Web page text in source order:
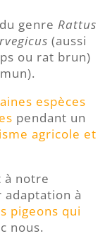
genre Rattus
(aussi
ou rat brun)
espèces
pendant un
agricole et
à notre
à
pigeons qui
nous.